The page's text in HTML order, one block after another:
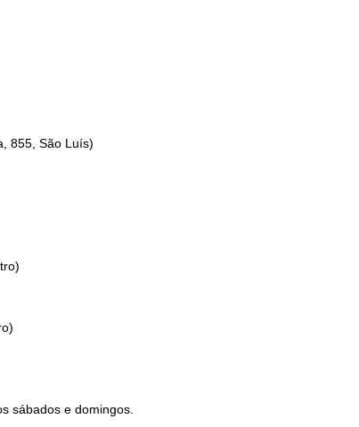
855, São Luís)
sábados e domingos.